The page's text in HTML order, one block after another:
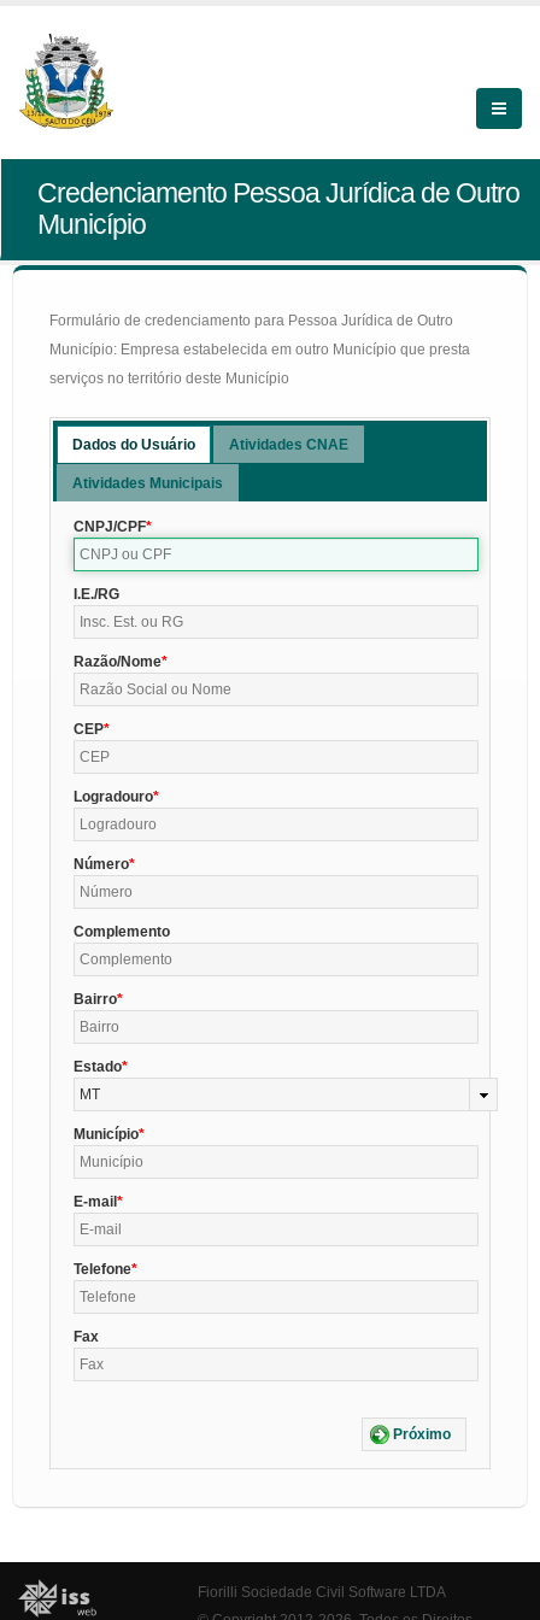
Credenciamento Pessoa Jurídica de Outro
Município
Formulário de credenciamento para Pessoa Jurídica de Outro
Município: Empresa estabelecida em outro Município que presta
serviços no território deste Município
Dados do Usuário Atividades CNAE
Atividades Municipais
CNPJ/CPF
I.E./RG
Razão/Nome
CEP
Logradouro
Número
Complemento
Bairro
Estado
MT
Município
E-mail
Telefone
Fax
Próximo
Fiorilli Sociedade Civil Software LTDA